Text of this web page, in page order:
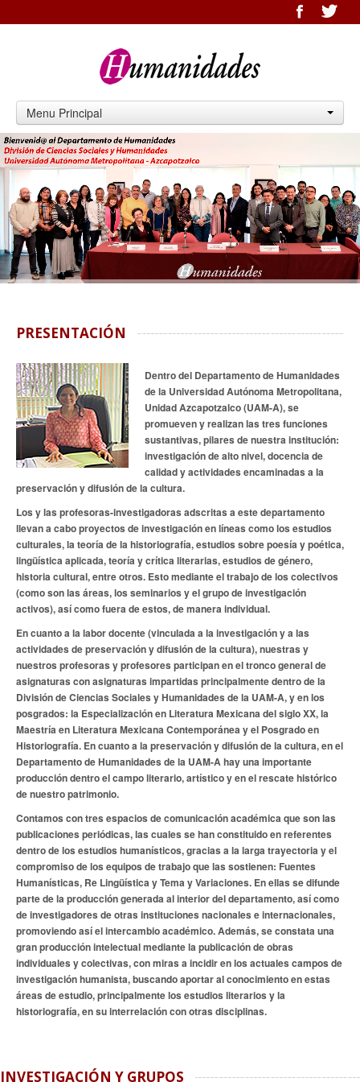
Menu Principal
PRESENTACIÓN
Dentro del Departamento de Humanidades
de la Universidad Autónoma Metropolitana,
Unidad Azcapotzalco (UAM-A), se
promueven y realizan las tres funciones
sustantivas, pilares de nuestra institución:
investigación de alto nivel, docencia de
calidad y actividades encaminadas a la
preservación y difusión de la cultura.
Los y las profesoras-investigadoras adscritas a este departamento
llevan a cabo proyectos de investigación en líneas como los estudios
culturales, la teoría de la historiografía, estudios sobre poesía y poética,
lingüística aplicada, teoría y crítica literarias, estudios de género,
historia cultural, entre otros. Esto mediante el trabajo de los colectivos
(como son las áreas, los seminarios y el grupo de investigación
activos), así como fuera de estos, de manera individual.
En cuanto a la labor docente (vinculada a la investigación y a las
actividades de preservación y difusión de la cultura), nuestras y
nuestros profesoras y profesores participan en el tronco general de
asignaturas con asignaturas impartidas principalmente dentro de la
División de Ciencias Sociales y Humanidades de la UAM-A, y en los
posgrados: la Especialización en Literatura Mexicana del siglo XX, la
Maestría en Literatura Mexicana Contemporánea y el Posgrado en
Historiografía. En cuanto a la preservación y difusión de la cultura, en el
Departamento de Humanidades de la UAM-A hay una importante
producción dentro el campo literario, artístico y en el rescate histórico
de nuestro patrimonio.
Contamos con tres espacios de comunicación académica que son las
publicaciones periódicas, las cuales se han constituido en referentes
dentro de los estudios humanísticos, gracias a la larga trayectoria y el
compromiso de los equipos de trabajo que las sostienen: Fuentes
Humanísticas, Re Lingüística y Tema y Variaciones. En ellas se difunde
parte de la producción generada al interior del departamento, así como
de investigadores de otras instituciones nacionales e internacionales,
promoviendo así el intercambio académico. Además, se constata una
gran producción intelectual mediante la publicación de obras
individuales y colectivas, con miras a incidir en los actuales campos de
investigación humanista, buscando aportar al conocimiento en estas
áreas de estudio, principalmente los estudios literarios y la
historiografía, en su interrelación con otras disciplinas.
INVESTIGACIÓN Y GRUPOS